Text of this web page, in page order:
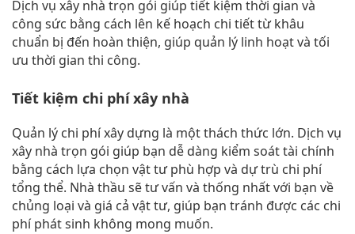
Dịch vụ xây nhà trọn gói giúp tiết kiệm thời gian và
công sức bằng cách lên kế hoạch chi tiết từ khâu
chuẩn bị đến hoàn thiện, giúp quản lý linh hoạt và tối
ưu thời gian thi công.
Tiết kiệm chi phí xây nhà
Quản lý chi phí xây dựng là một thách thức lớn. Dịch vụ
xây nhà trọn gói giúp bạn dễ dàng kiểm soát tài chính
bằng cách lựa chọn vật tư phù hợp và dự trù chi phí
tổng thể. Nhà thầu sẽ tư vấn và thống nhất với bạn về
chủng loại và giá cả vật tư, giúp bạn tránh được các chi
phí phát sinh không mong muốn.